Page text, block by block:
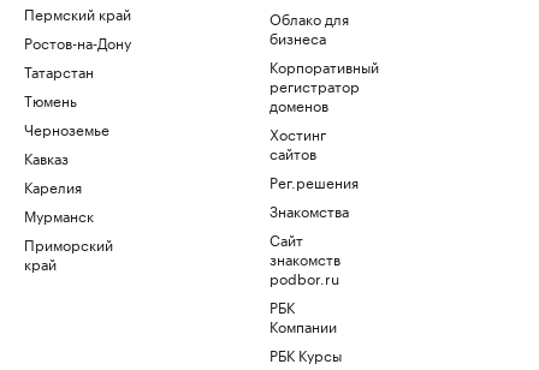
Пермский край
Ростов-на-Дону
Татарстан
Тюмень
Черноземье
Кавказ
Карелия
Мурманск
Приморский
край
Облако для
бизнеса
Корпоративный
регистратор
доменов
Хостинг
сайтов
Рег.решения
Знакомства
Сайт
знакомств
podbor.ru
РБК
Компании
РБК Курсы